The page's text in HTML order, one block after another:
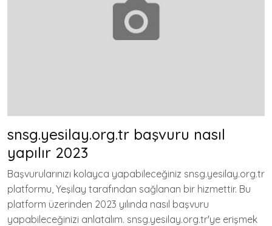
snsg.yesilay.org.tr başvuru nasıl
yapılır 2023
Başvurularınızı kolayca yapabileceğiniz snsg.yesilay.org.tr
platformu, Yeşilay tarafından sağlanan bir hizmettir. Bu
platform üzerinden 2023 yılında nasıl başvuru
yapabileceğinizi anlatalım. snsg.yesilay.org.tr'ye erişmek